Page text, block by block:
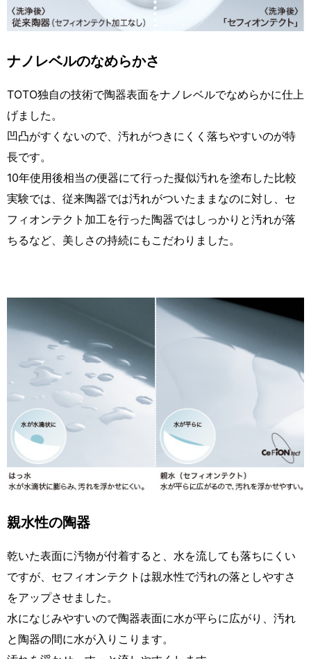
ナノレベルのなめらかさ
TOTO独自の技術で陶器表面をナノレベルでなめらかに仕上
げました。
凹凸がすくないので、汚れがつきにくく落ちやすいのが特
長です。
10年使用後相当の便器にて行った擬似汚れを塗布した比較
実験では、従来陶器では汚れがついたままなのに対し、セ
フィオンテクト加工を行った陶器ではしっかりと汚れが落
ちるなど、美しさの持続にもこだわりました。
親水性の陶器
乾いた表面に汚物が付着すると、水を流しても落ちにくい
ですが、セフィオンテクトは親水性で汚れの落としやすさ
をアップさせました。
水になじみやすいので陶器表面に水が平らに広がり、汚れ
と陶器の間に水が入りこります。